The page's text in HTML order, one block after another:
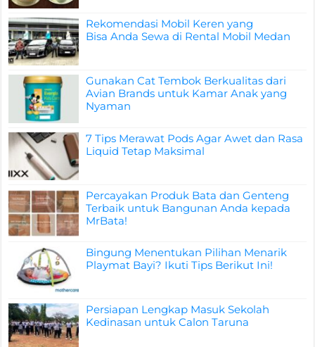
Rekomendasi Mobil Keren yang
Bisa Anda Sewa di Rental Mobil Medan
Gunakan Cat Tembok Berkualitas dari
Avian Brands untuk Kamar Anak yang
Nyaman
7 Tips Merawat Pods Agar Awet dan Rasa
Liquid Tetap Maksimal
Percayakan Produk Bata dan Genteng
Terbaik untuk Bangunan Anda kepada
MrBata!
Bingung Menentukan Pilihan Menarik
Playmat Bayi? Ikuti Tips Berikut Ini!
Persiapan Lengkap Masuk Sekolah
Kedinasan untuk Calon Taruna